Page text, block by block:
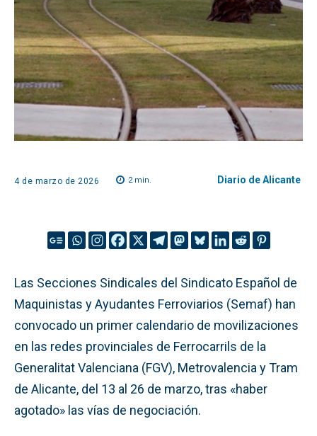
4 de marzo de 2026 2min. Diario de Alicante
Las Secciones Sindicales del Sindicato Español de
Maquinistas y Ayudantes Ferroviarios (Semaf) han
convocado un primer calendario de movilizaciones
en las redes provinciales de Ferrocarrils de la
Generalitat Valenciana (FGV), Metrovalencia y Tram
de Alicante, del 13 al 26 de marzo, tras «haber
agotado» las vías de negociación.